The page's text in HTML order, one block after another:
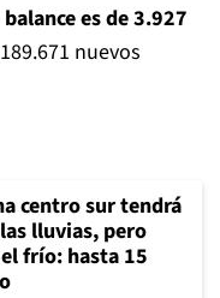
balance es de 3.927
nuevos
centro sur tendrá
lluvias, pero
frío: hasta 15